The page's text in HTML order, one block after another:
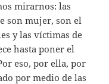
mirarnos: las
son mujer, son el
y las víctimas de
hasta poner el
eso, por ella, por
por medio de las